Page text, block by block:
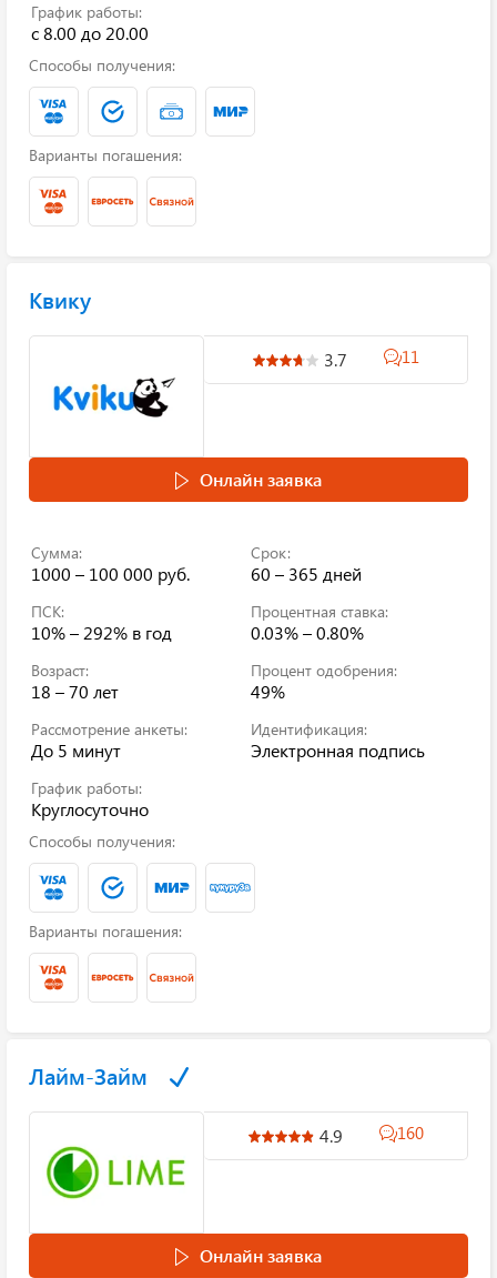
График работы:
с 8.00 до 20.00
Способы получения:
Варианты погашения:
Квику
3.7 11
Онлайн заявка
Сумма:
1000 – 100 000 руб.
Срок:
60 – 365 дней
ПСК:
10% – 292% в год
Процентная ставка:
0.03% – 0.80%
Возраст:
18 – 70 лет
Процент одобрения:
49%
Рассмотрение анкеты:
До 5 минут
Идентификация:
Электронная подпись
График работы:
Круглосуточно
Способы получения:
Варианты погашения:
Лайм-Займ
4.9 160
Онлайн заявка